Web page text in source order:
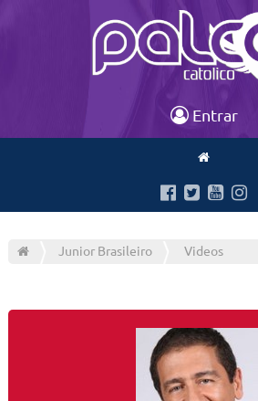
Entrar
Junior Brasileiro Videos